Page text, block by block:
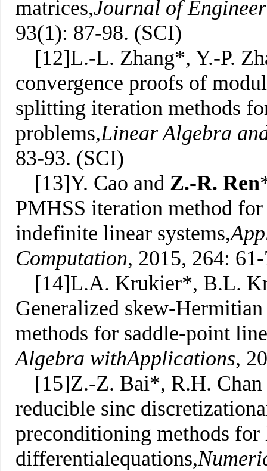
matrices,Journal of
93(1): 87-98. (SCI)
[12]L.-L. Zhang*, Y.-P.
convergence proofs of
splitting iteration methods
problems,Linear Algebra
83-93. (SCI)
[13]Y. Cao and Z.-R. Ren
PMHSS iteration method
indefinite linear systems,
Computation, 2015, 264:
[14]L.A. Krukier*, B.L.
Generalized skew-
methods for saddle-point
Algebra withApplications,
[15]Z.-Z. Bai*, R.H.
reducible sinc
preconditioning methods
differentialequations,